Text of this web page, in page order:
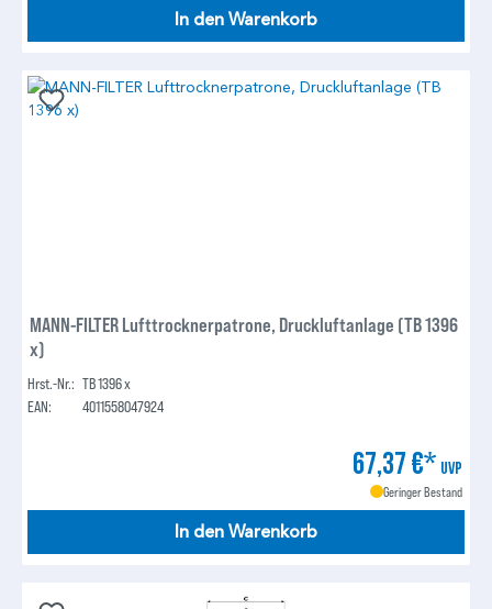
In den Warenkorb
MANN-FILTER Lufttrocknerpatrone, Druckluftanlage (TB 1396
x)
Hrst.-Nr.: TB 1396 x
EAN:
4011558047924
67,37 €* UVP
Geringer Bestand
In den Warenkorb